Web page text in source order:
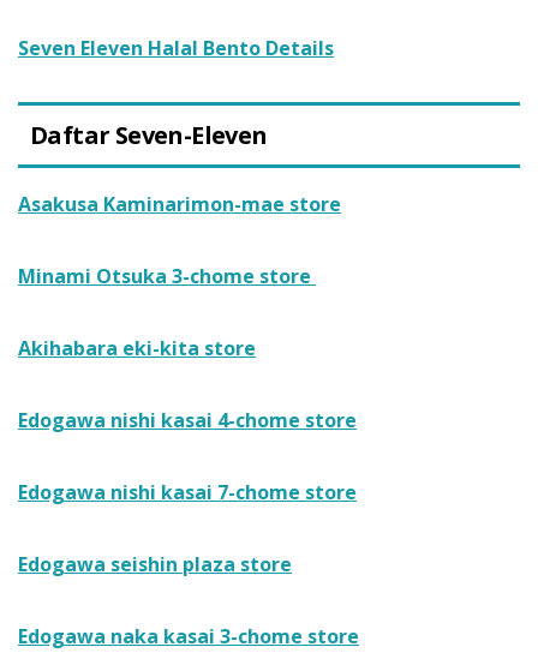
Seven Eleven Halal Bento Details
Daftar Seven-Eleven
Asakusa Kaminarimon-mae store
Minami Otsuka 3-chome store
Akihabara eki-kita store
Edogawa nishi kasai 4-chome store
Edogawa nishi kasai 7-chome store
Edogawa seishin plaza store
Edogawa naka kasai 3-chome store